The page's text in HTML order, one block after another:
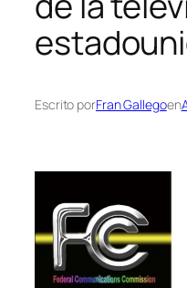
Escrito porFran Gallegoen